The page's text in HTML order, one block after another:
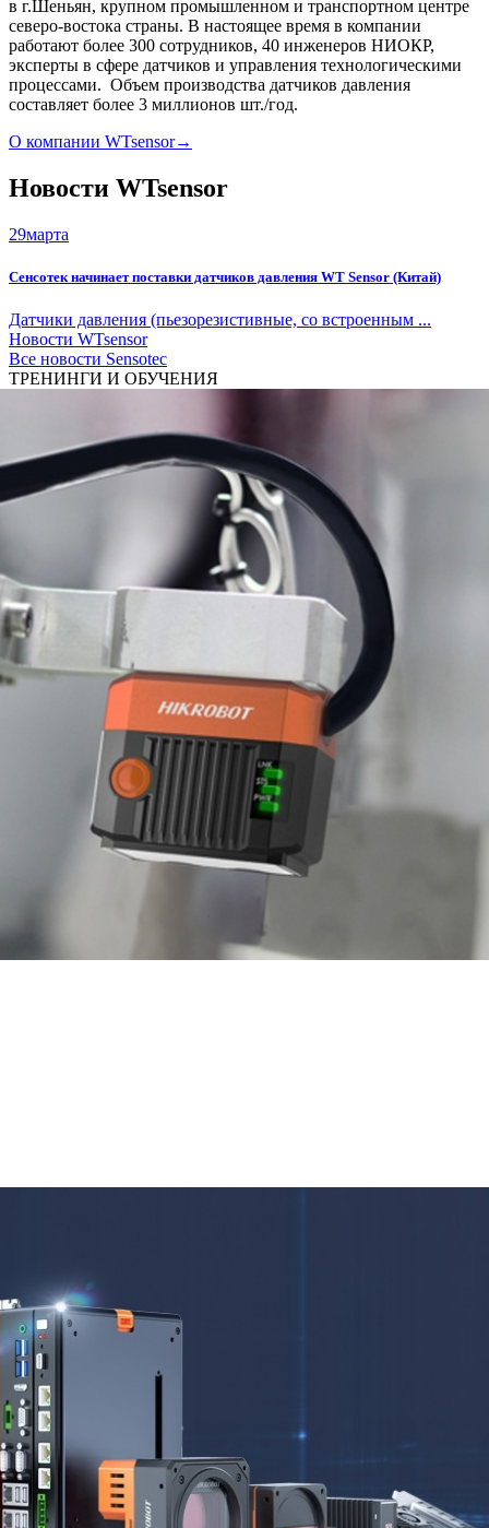
в г.Шеньян, крупном промышленном и транспортном центре
северо-востока страны. В настоящее время в компании
работают более 300 сотрудников, 40 инженеров НИОКР,
эксперты в сфере датчиков и управления технологическими
процессами. Объем производства датчиков давления
составляет более 3 миллионов шт./год.
О компании WTsensor→
Новости WTsensor
29марта
Сенсотек начинает поставки датчиков давления WT Sensor (Китай)
Датчики давления (пьезорезистивные, со встроенным ...
Новости WTsensor
Все новости Sensotec
ТРЕНИНГИ И ОБУЧЕНИЯ